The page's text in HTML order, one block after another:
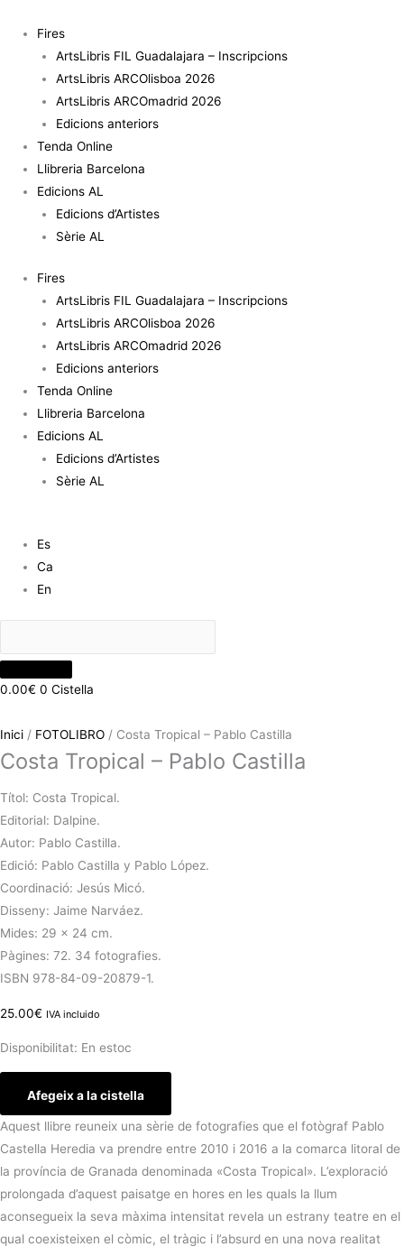
contingut
Fires
ArtsLibris FIL Guadalajara – Inscripcions
ArtsLibris ARCOlisboa 2026
ArtsLibris ARCOmadrid 2026
Edicions anteriors
Tenda Online
Llibreria Barcelona
Edicions AL
Edicions d’Artistes
Sèrie AL
Fires
ArtsLibris FIL Guadalajara – Inscripcions
ArtsLibris ARCOlisboa 2026
ArtsLibris ARCOmadrid 2026
Edicions anteriors
Tenda Online
Llibreria Barcelona
Edicions AL
Edicions d’Artistes
Sèrie AL
Es
Ca
En
0.00€ 0 Cistella
Inici / FOTOLIBRO / Costa Tropical – Pablo Castilla
Costa Tropical – Pablo Castilla
Títol: Costa Tropical.
Editorial: Dalpine.
Autor: Pablo Castilla.
Edició: Pablo Castilla y Pablo López.
Coordinació: Jesús Micó.
Disseny: Jaime Narváez.
Mides: 29 x 24 cm.
Pàgines: 72. 34 fotografies.
ISBN 978-84-09-20879-1.
25.00€ IVA incluido
Disponibilitat: En estoc
Tropical
Castilla
Afegeix a la cistella
Aquest llibre reuneix una sèrie de fotografies que el fotògraf Pablo
Castella Heredia va prendre entre 2010 i 2016 a la comarca litoral de
la província de Granada denominada «Costa Tropical». L’exploració
prolongada d’aquest paisatge en hores en les quals la llum
aconsegueix la seva màxima intensitat revela un estrany teatre en el
qual coexisteixen el còmic, el tràgic i l’absurd en una nova realitat